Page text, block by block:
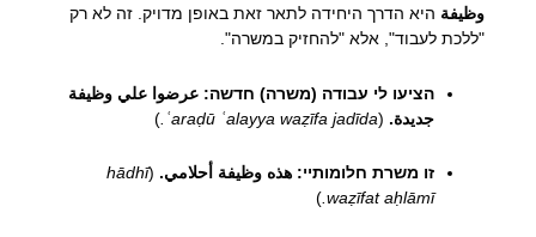
وظيفة היא הדרך היחידה לתאר זאת באופן מדויק. זה לא רק
"ללכת לעבוד", אלא "להחזיק במשרה".
הציעו לי עבודה (משרה) חדשה: عرضوا علي وظيفة
جديدة. (
ʿaraḍū ʿalayya waẓīfa jadīda.
)
זו משרת חלומותיי: هذه وظيفة أحلامي. (
hādhī
waẓīfat aḥlāmī.
)